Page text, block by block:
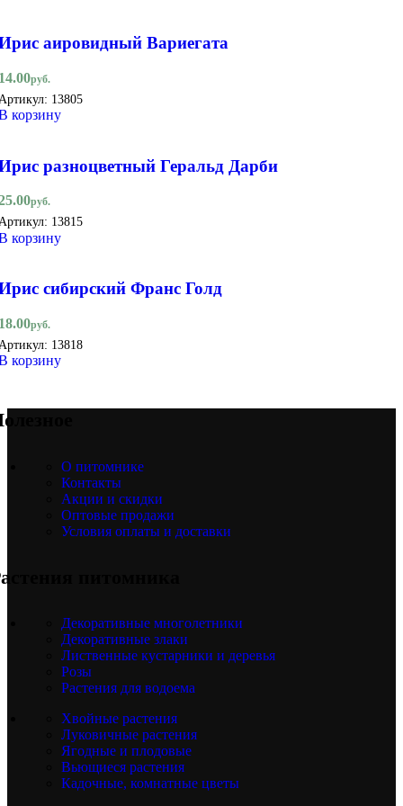
аировидный Вариегата
руб.
13805
корзину
разноцветный Геральд Дарби
руб.
13815
корзину
сибирский Франс Голд
руб.
13818
корзину
О питомнике
Контакты
Акции и скидки
Оптовые продажи
Условия оплаты и доставки
питомника
Декоративные многолетники
Декоративные злаки
Лиственные кустарники и деревья
Розы
Растения для водоема
Хвойные растения
Луковичные растения
Ягодные и плодовые
Вьющиеся растения
Кадочные, комнатные цветы